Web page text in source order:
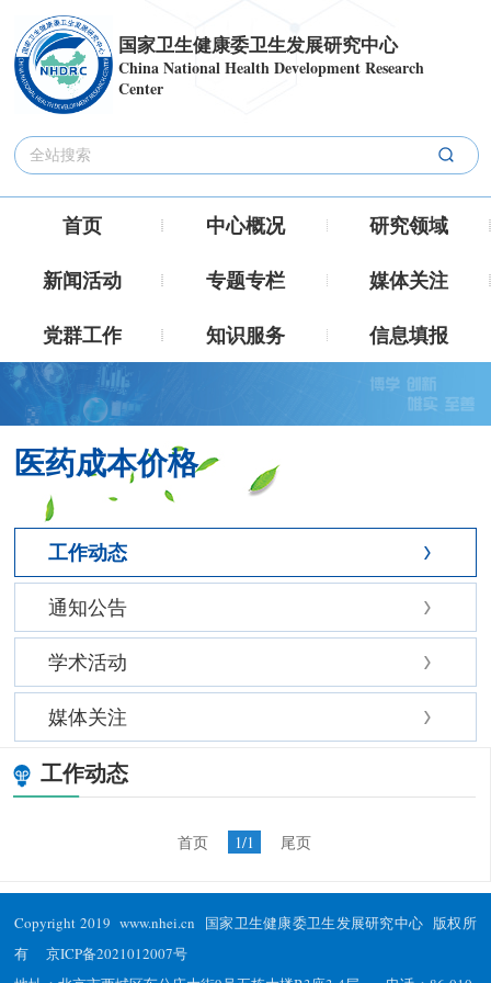
国家卫生健康委卫生发展研究中心
China National Health Development Research
Center
首页 中心概况
研究领域
新闻活动
专题专栏
媒体关注
党群工作
知识服务 信息填报
医药成本价格
工作动态
通知公告
学术活动
媒体关注
工作动态
首页 1/1 尾页
Copyright 2019 www.nhei.cn 国家卫生健康委卫生发展研究中心 版权所
有京ICP备2021012007号